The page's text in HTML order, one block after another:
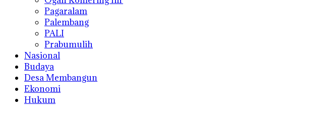
Pagaralam
Palembang
PALI
Prabumulih
Nasional
Budaya
Desa Membangun
Ekonomi
Hukum